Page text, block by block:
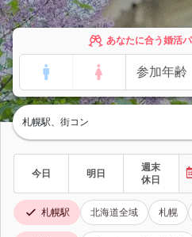
あなたに合う婚活
札幌駅、街コン
今日 明日
週末
休日
札幌駅 北海道全域 札幌